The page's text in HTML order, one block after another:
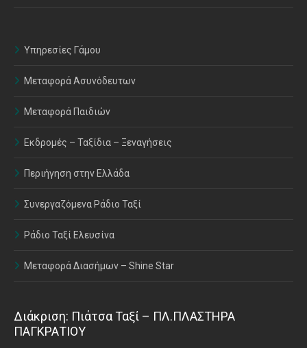
Υπηρεσίες Γάμου
Μεταφορά Ασυνόδευτων
Μεταφορά Παιδιών
Εκδρομές – Ταξίδια – Ξεναγήσεις
Περιήγηση στην Ελλάδα
Συνεργαζόμενα Ράδιο Ταξί
Ράδιο Ταξί Ελευσίνα
Μεταφορά Διασήμων – Shine Star
Διάκριση: Πιάτσα Ταξί – ΠΛ.ΠΛΑΣΤΗΡΑ
ΠΑΓΚΡΑΤΙΟΥ